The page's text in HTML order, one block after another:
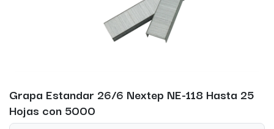
Grapa Estandar 26/6 Nextep NE-118 Hasta 25
Hojas con 5000